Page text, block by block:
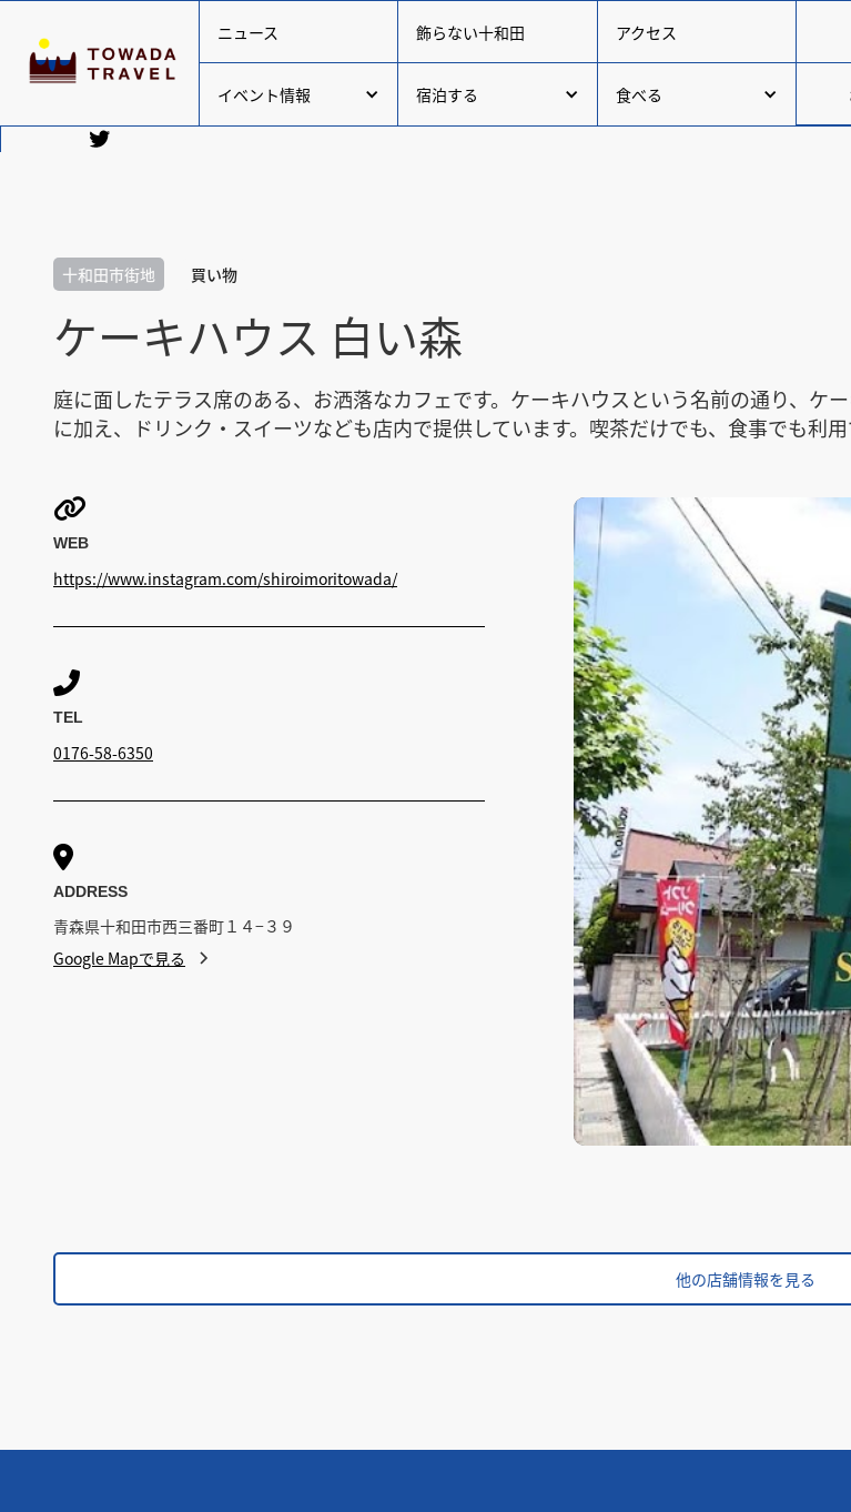
ニュース 飾らない十和田 アクセス
イベント情報 宿泊する 食べる
十和田市街地 買い物
ケーキハウス 白い森
庭に面したテラス席のある、お洒落なカフェです。ケーキハウスという名前の通り、ケ
に加え、ドリンク・スイーツなども店内で提供しています。喫茶だけでも、食事でも利

WEB
https://www.instagram.com/shiroimoritowada/

TEL
0176-58-6350

ADDRESS
青森県十和田市西三番町１４−３９
Google Mapで見る
他の店舗情報を見る